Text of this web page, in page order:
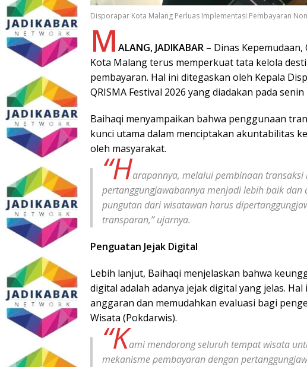
Disporapar Kota Malang Perluas Implementasi Pembayaran
M ALANG, JADIKABAR – Dinas
Kota Malang terus memperkuat tata kelola
pembayaran. Hal ini ditegaskan oleh Kepala
QRISMA Festival 2026 yang diadakan pada
Baihaqi menyampaikan bahwa penggunaan
kunci utama dalam menciptakan akuntabilitas
oleh masyarakat.
“Harapannya, melalui pembinaan
pertanggungjawabannya menjadi lebih baik
pungutan dari wisatawan harus
transparan,” ujarnya.
Penguatan Jejak Digital
Lebih lanjut, Baihaqi menjelaskan bahwa
digital adalah adanya jejak digital yang jelas.
anggaran dan memudahkan evaluasi bagi
Wisata (Pokdarwis).
“Kami mendorong seluruh tempat wisata
mekanisme pembayaran dengan